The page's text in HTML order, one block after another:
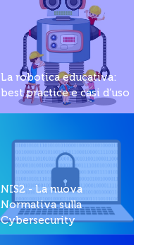
La robotica educativa:
best practice e casi d’uso
NIS2 - La nuova
Normativa sulla
Cybersecurity